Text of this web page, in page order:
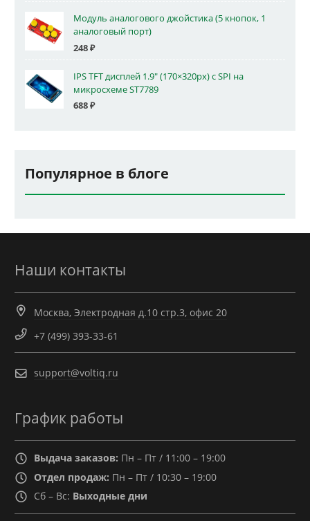
Модуль аналогового джойстика (5 кнопок, 1
аналоговый порт)
248₽
IPS TFT дисплей 1.9" (170×320px) с SPI на
микросхеме ST7789
688₽
Популярное в блоге
Наши контакты
Москва, Электродная д.10 стр.3, офис 20
+7 (499) 393-33-61
support@voltiq.ru
График работы
Выдача заказов: Пн – Пт / 11:00 – 19:00
Отдел продаж: Пн – Пт / 10:30 – 19:00
Сб – Вс: Выходные дни